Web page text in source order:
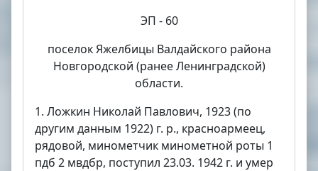
ЭП - 60
поселок Яжелбицы Валдайского района
Новгородской (ранее Ленинградской)
области.
1. Ложкин Николай Павлович, 1923 (по
другим данным 1922) г. р., красноармеец,
рядовой, минометчик минометной роты 1
пдб 2 мвдбр, поступил 23.03. 1942 г. и умер